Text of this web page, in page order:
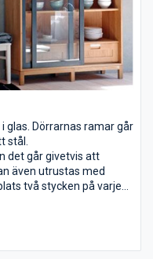
glas. Dörrarnas ramar går
stål.
det går givetvis att
även utrustas med
två stycken på varje